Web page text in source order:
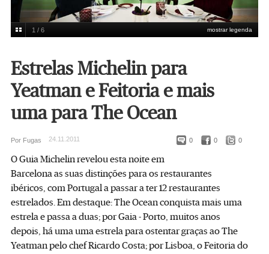
Restaurante The Yeatman
mostrar legenda
1 / 6
Estrelas Michelin para
Yeatman e Feitoria e mais
uma para The Ocean
0 0 0
Por Fugas 24.11.2011
O Guia Michelin revelou esta noite em
Barcelona as suas distinções para os restaurantes
ibéricos, com Portugal a passar a ter 12 restaurantes
estrelados. Em destaque: The Ocean conquista mais uma
estrela e passa a duas; por Gaia - Porto, muitos anos
depois, há uma uma estrela para ostentar graças ao The
Yeatman pelo chef Ricardo Costa; por Lisboa, o Feitoria do